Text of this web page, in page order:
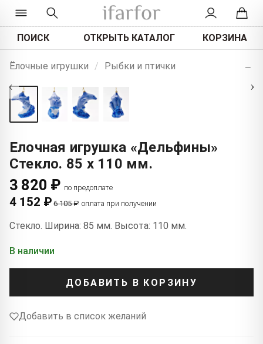
ПОИСК ОТКРЫТЬ КАТАЛОГ КОРЗИНА
Ёлочные игрушки / Рыбки и птички
‹ ›
+
−
Елочная игрушка «Дельфины»
Стекло. 85 x 110 мм.
3 820 ₽ по предоплате
4 152 ₽ 6 105 ₽ оплата при получении
Стекло. Ширина: 85 мм. Высота: 110 мм.
В наличии
ДОБАВИТЬ В КОРЗИНУ
Добавить в список желаний